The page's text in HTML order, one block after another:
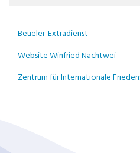
Beueler-Extradienst
Website Winfried Nachtwei
Zentrum für Internationale